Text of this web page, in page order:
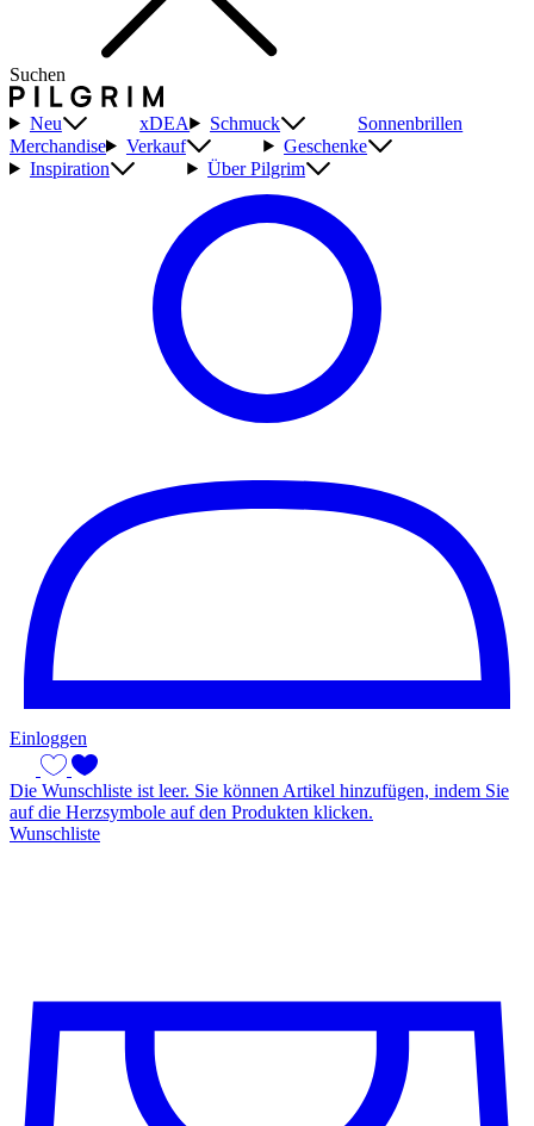
Suchen
Neu xDEA Schmuck
Sonnenbrillen
Merchandise
Verkauf
Geschenke
Inspiration
Über Pilgrim
Einloggen
Die Wunschliste ist leer. Sie können Artikel hinzufügen, indem Sie
auf die Herzsymbole auf den Produkten klicken.
Wunschliste